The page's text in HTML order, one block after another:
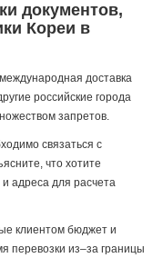
документов,
Кореи в
доставка
российские города
запретов.
связаться с
что хотите
адреса для расчета
клиентом бюджет и
перевозки из–за границы